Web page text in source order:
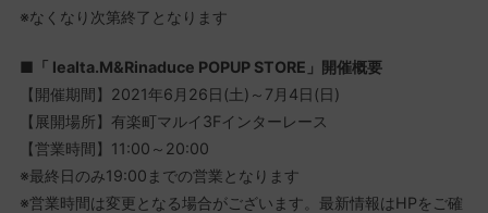
※なくなり次第終了となります
■ 「 lealta.M&Rinaduce POPUP STORE」開催概要
【開催期間】2021年6月26日(土)～7月4日(日)
【展開場所】有楽町マルイ3Fインターレース
【営業時間】11:00～20:00
※最終日のみ19:00までの営業となります
※営業時間は変更となる場合がございます。最新情報はHPをご確